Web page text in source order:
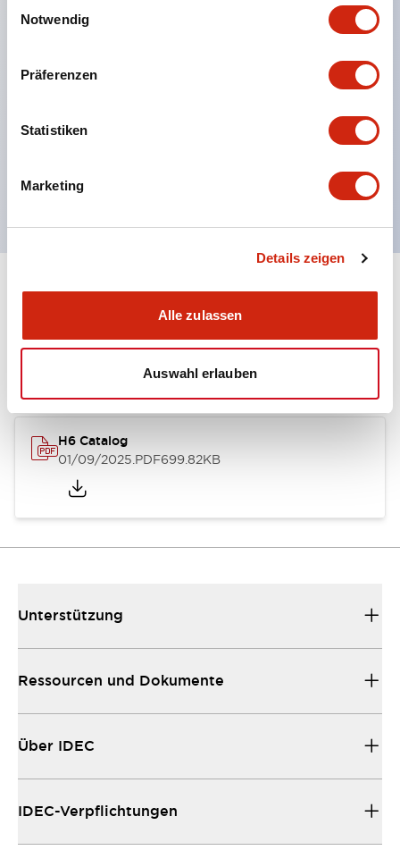
Notwendig
Präferenzen
Statistiken
Marketing
Details zeigen
Alle zulassen
Auswahl erlauben
einfach möglich.
Vibrationen und Stöße, mit Schutzart IP65 für
UL- und CSA-Zertifizierung.
(EN60947-5-1, TÜV Rheinland Zertifizierung)
Dokumente und Dateien
Kataloge & Broschüren
H6 Catalog
01/09/2025.PDF699.82KB
Unterstützung
Ressourcen und Dokumente
Über IDEC
IDEC-Verpflichtungen